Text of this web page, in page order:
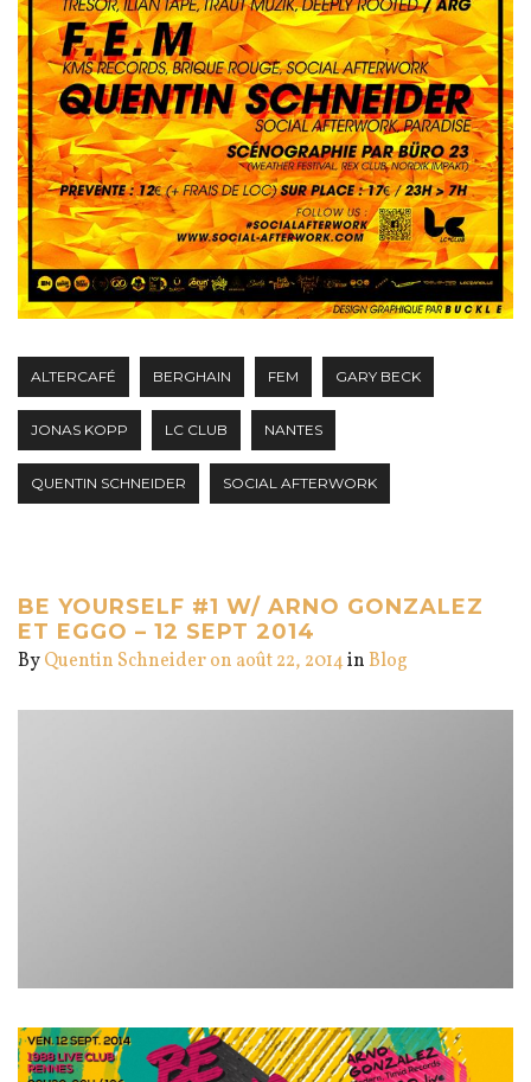
ALTERCAFÉ BERGHAIN FEM GARY BECK
JONAS KOPP LC CLUB NANTES
QUENTIN SCHNEIDER SOCIAL AFTERWORK
BE YOURSELF #1 W/ ARNO GONZALEZ
ET EGGO – 12 SEPT 2014
ByQuentin Schneideron août 22, 2014in Blog